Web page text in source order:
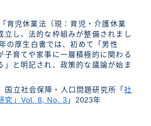
育児休業法（現：育児・介護休業
立し、法的な枠組みが整備されまし
の厚生白書では、初めて「男性
子育てや家事に一層積極的に関わる
」と明記され、政策的な議論が始ま
国立社会保障・人口問題研究所「社
究」Vol. 8, No. 3 」2023年